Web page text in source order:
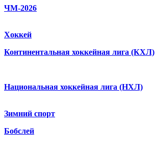
ЧМ-2026
Хоккей
Континентальная хоккейная лига (КХЛ)
Национальная хоккейная лига (НХЛ)
Зимний спорт
Бобслей